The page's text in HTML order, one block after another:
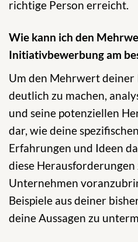
richtige Person erreicht.
Wie kann ich den
Initiativbewerbung am
Um den Mehrwert
deutlich zu machen,
und seine potenziellen
dar, wie deine
Erfahrungen und Ideen
diese
Unternehmen
Beispiele aus deiner
deine Aussagen zu